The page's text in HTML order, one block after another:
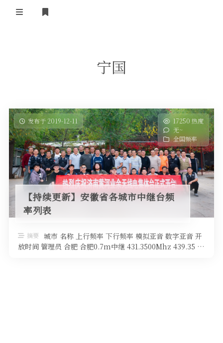
关于黄河
黄河使命
黄河新闻
政策法规
活动竞赛
行业新闻
无线电资料
BA4II
图文教程
视频资料
HAM技巧
软件
器材专区
车载类别
摩托车
编号申请
黄河直播
编号查询
宁国
发布于 2019-12-11
17250 热度
无~
全国频率
【持续更新】安徽省各城市中继台频
率列表
摘要 城市 名称 上行频率 下行频率 模拟亚音 数字亚音 开
放时间 管理员 合肥 合肥0.7m中继 431.3500Mhz 439.35 …